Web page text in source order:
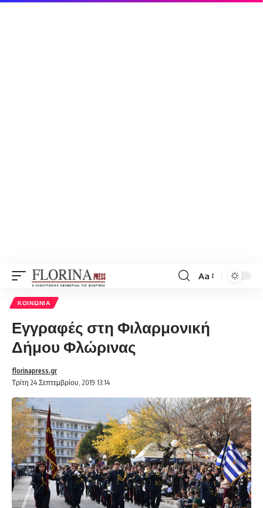
Font
Aa
ΚΟΙΝΩΝΊΑ
Εγγραφές στη Φιλαρμονική
Δήμου Φλώρινας
Τρίτη 24 Σεπτεμβρίου, 2019 13:14
florinapress.gr